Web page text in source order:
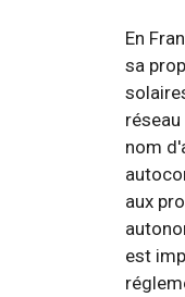
En
sa
réseau
nom
aux
est